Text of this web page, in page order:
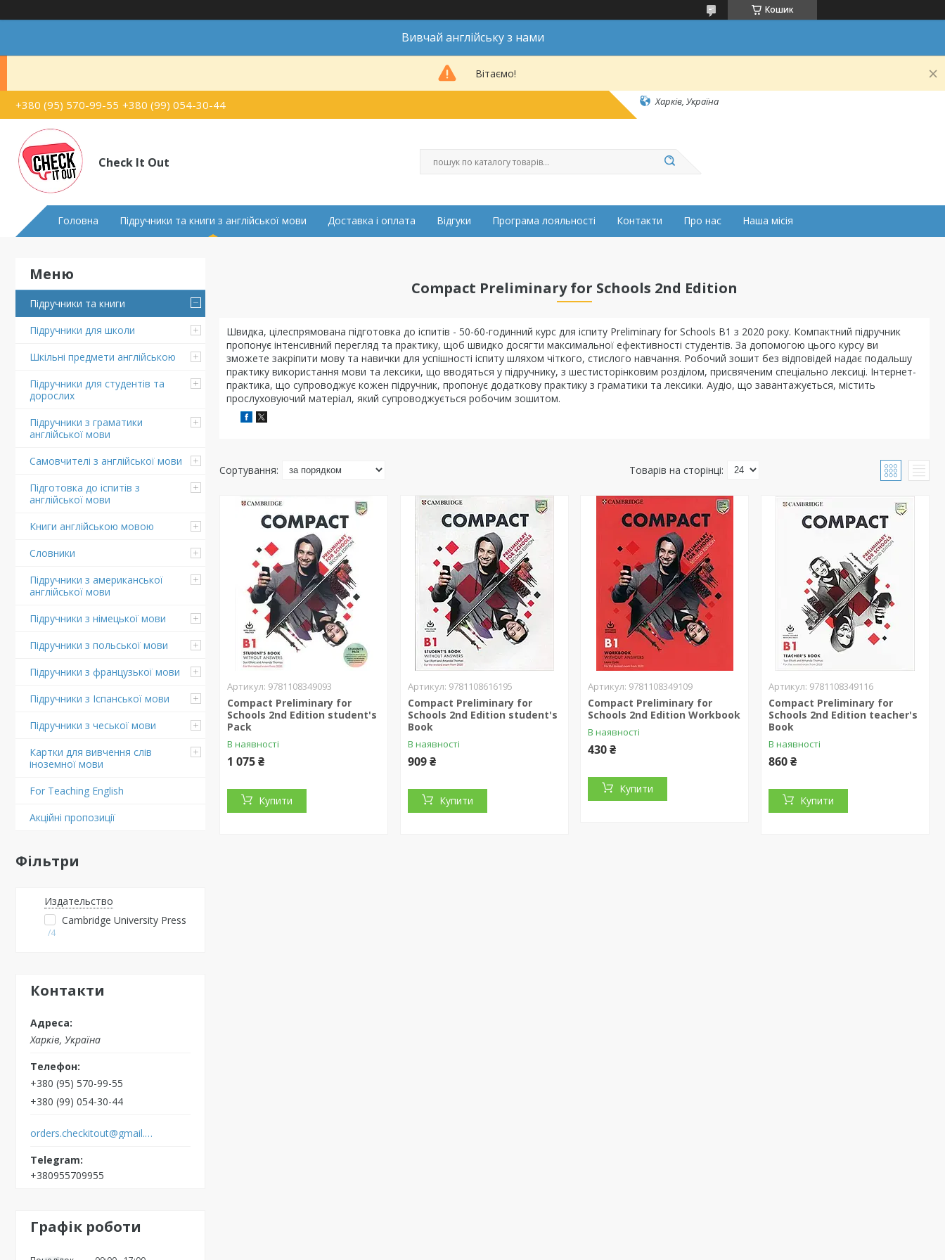
Кошик
Вивчай англійську з нами
Вітаємо!
+380 (95) 570-99-55 +380 (99) 054-30-44 Харків, Україна
Check It Out
Головна Підручники та книги з англійської мови Доставка і оплата Відгуки Програма лояльності Контакти Про нас Наша місія
Підручники та книги
Підручники для школи
Шкільні предмети англійською
Підручники для студентів та
дорослих
Підручники з граматики
англійської мови
Самовчителі з англійської мови
Підготовка до іспитів з
англійської мови
Книги англійською мовою
Словники
Підручники з американської
англійської мови
Підручники з німецької мови
Підручники з польської мови
Підручники з французької мови
Підручники з Іспанської мови
Підручники з чеської мови
Картки для вивчення слів
іноземної мови
For Teaching English
Акційні пропозиції
Фільтри
Издательство
Cambridge University Press
4
Контакти
Харків, Україна
+380 (95) 570-99-55
+380 (99) 054-30-44
orders.checkitout@gmail.com
+380955709955
Графік роботи
Compact Preliminary for Schools 2nd Edition
Швидка, цілеспрямована підготовка до іспитів - 50-60-годинний курс для іспиту Preliminary for Schools B1 з 2020 року. Компактний підручник
пропонує інтенсивний перегляд та практику, щоб швидко досягти максимальної ефективності студентів. За допомогою цього курсу ви
зможете закріпити мову та навички для успішності іспиту шляхом чіткого, стислого навчання. Робочий зошит без відповідей надає подальшу
практику використання мови та лексики, що вводяться у підручнику, з шестисторінковим розділом, присвяченим спеціально лексиці. Інтернет-
практика, що супроводжує кожен підручник, пропонує додаткову практику з граматики та лексики. Аудіо, що завантажується, містить
прослуховуючий матеріал, який супроводжується робочим зошитом.
9781108349093
Compact Preliminary for
Schools 2nd Edition student's
Pack
В наявності
1 075 ₴
Купити
9781108616195
Compact Preliminary for
Schools 2nd Edition student's
Book
В наявності
909 ₴
Купити
9781108349109
Compact Preliminary for
Schools 2nd Edition Workbook
В наявності
430 ₴
Купити
9781108349116
Compact Preliminary for
Schools 2nd Edition teacher's
Book
В наявності
860 ₴
Купити